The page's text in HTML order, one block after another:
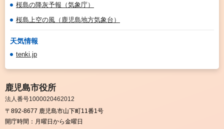
桜島の降灰予報（気象庁）
桜島上空の風（鹿児島地方気象台）
天気情報
tenki.jp
鹿児島市役所
法人番号1000020462012
〒892-8677 鹿児島市山下町11番1号
開庁時間： 月曜日から金曜日